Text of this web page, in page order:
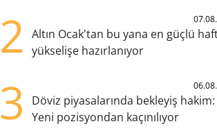
2
Altın Ocak'tan bu yana en güçlü
yükselişe hazırlanıyor
3
Döviz piyasalarında bekleyiş hakim:
Yeni pozisyondan kaçınılıyor